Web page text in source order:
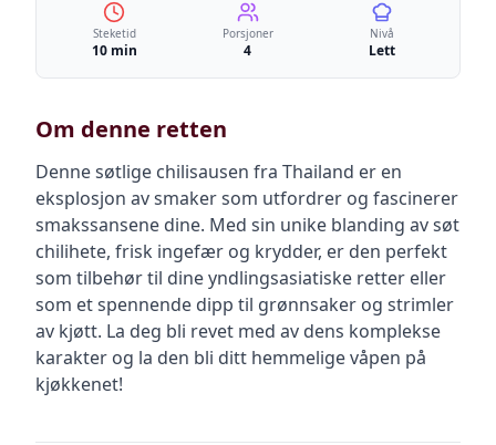
Steketid
10 min
Porsjoner
4
Nivå
Lett
Om denne retten
Denne søtlige chilisausen fra Thailand er en
eksplosjon av smaker som utfordrer og fascinerer
smakssansene dine. Med sin unike blanding av søt
chilihete, frisk ingefær og krydder, er den perfekt
som tilbehør til dine yndlingsasiatiske retter eller
som et spennende dipp til grønnsaker og strimler
av kjøtt. La deg bli revet med av dens komplekse
karakter og la den bli ditt hemmelige våpen på
kjøkkenet!